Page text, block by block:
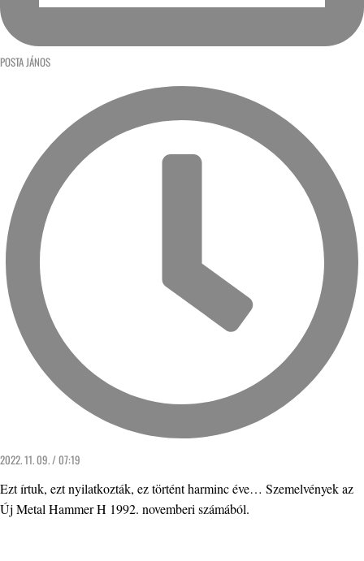
POSTA JÁNOS
2022. 11. 09. / 07:19
Ezt írtuk, ezt nyilatkozták, ez történt harminc éve… Szemelvények az
Új Metal Hammer H 1992. novemberi számából.